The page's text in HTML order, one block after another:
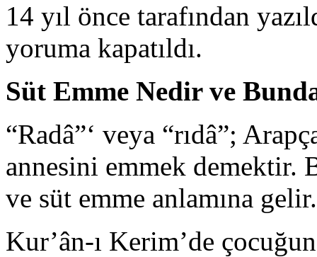
14 yıl önce tarafından
yoruma kapatıldı.
Süt Emme Nedir ve
“Radâ”‘ veya “rıdâ”;
annesini emmek demektir.
ve süt emme anlamına gelir.
Kur’ân-ı Kerim’de